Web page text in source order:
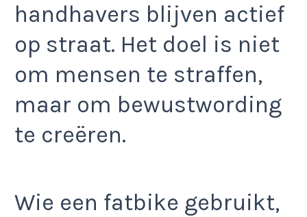
handhavers blijven actief
op straat. Het doel is niet
om mensen te straffen,
maar om bewustwording
te creëren.
Wie een fatbike gebruikt,